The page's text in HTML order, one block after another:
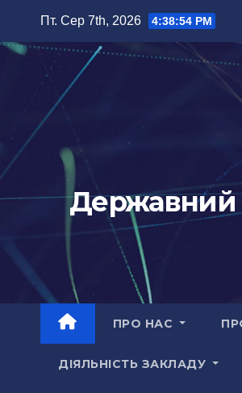
вмісту
Пт. Сер 7th, 2026 4:38:55 PM
Державний
ПРО НАС
ДІЯЛЬНІСТЬ ЗАКЛАДУ